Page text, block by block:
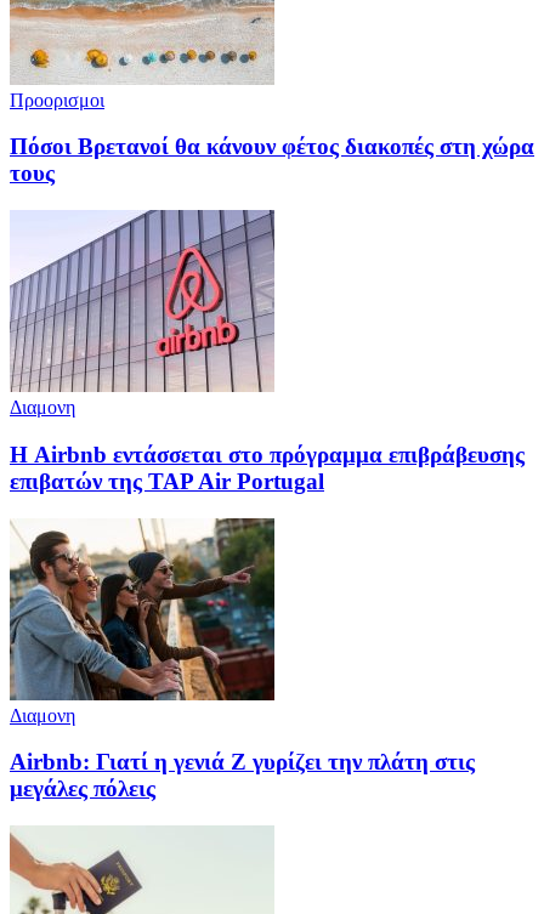
Προορισμοι
Πόσοι Βρετανοί θα κάνουν φέτος διακοπές στη χώρα
τους
Διαμονη
Η Airbnb εντάσσεται στο πρόγραμμα επιβράβευσης
επιβατών της TAP Air Portugal
Διαμονη
Airbnb: Γιατί η γενιά Z γυρίζει την πλάτη στις
μεγάλες πόλεις